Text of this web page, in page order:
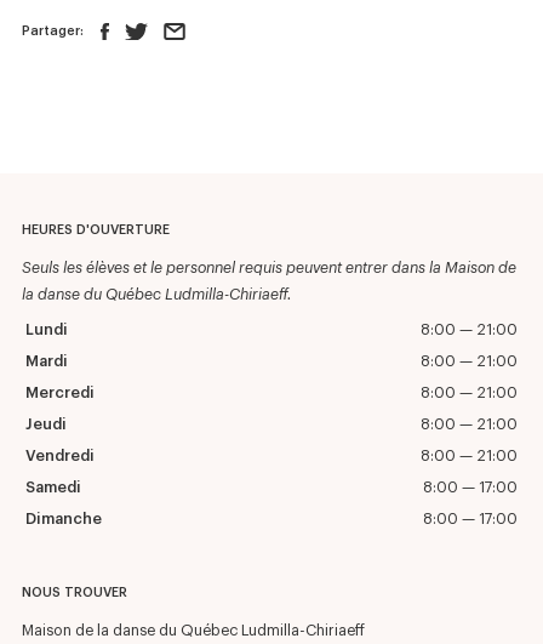
Partager:
HEURES D'OUVERTURE
Seuls les élèves et le personnel requis peuvent entrer dans la Maison de
la danse du Québec Ludmilla-Chiriaeff.
Lundi 8:00 — 21:00
Mardi 8:00 — 21:00
Mercredi 8:00 — 21:00
Jeudi 8:00 — 21:00
Vendredi 8:00 — 21:00
Samedi 8:00 — 17:00
Dimanche 8:00 — 17:00
NOUS TROUVER
Maison de la danse du Québec Ludmilla-Chiriaeff